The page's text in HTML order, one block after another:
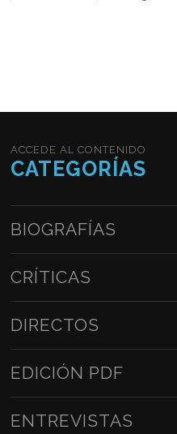
ACCEDE AL CONTENIDO
CATEGORÍAS
BIOGRAFÍAS
CRÍTICAS
DIRECTOS
EDICIÓN PDF
ENTREVISTAS